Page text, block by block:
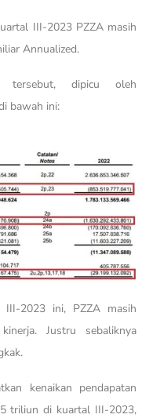
III-2023 PZZA masih
Annualized.
dipicu oleh
bawah ini:
III-2023 ini, PZZA masih
Justru sebaliknya
kenaikan pendapatan
triliun di kuartal III-2023,